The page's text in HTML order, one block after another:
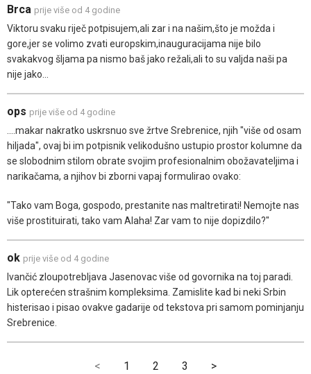
Brca prije više od 4 godine
Viktoru svaku riječ potpisujem,ali zar i na našim,što je možda i
gore,jer se volimo zvati europskim,inauguracijama nije bilo
svakakvog šljama pa nismo baš jako režali,ali to su valjda naši pa
nije jako...
ops prije više od 4 godine
....makar nakratko uskrsnuo sve žrtve Srebrenice, njih "više od osam
hiljada", ovaj bi im potpisnik velikodušno ustupio prostor kolumne da
se slobodnim stilom obrate svojim profesionalnim obožavateljima i
narikačama, a njihov bi zborni vapaj formulirao ovako:
"Tako vam Boga, gospodo, prestanite nas maltretirati! Nemojte nas
više prostituirati, tako vam Alaha! Zar vam to nije dopizdilo?"
ok prije više od 4 godine
Ivančić zloupotrebljava Jasenovac više od govornika na toj paradi.
Lik opterećen strašnim kompleksima. Zamislite kad bi neki Srbin
histerisao i pisao ovakve gadarije od tekstova pri samom pominjanju
Srebrenice.
< 1 2 3 >